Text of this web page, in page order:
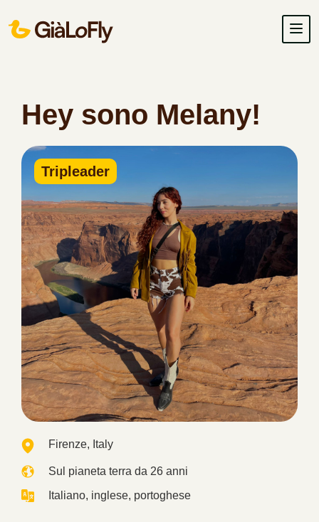
Hey sono Melany!
Tripleader
Firenze, Italy
Sul pianeta terra da 26 anni
Italiano, inglese, portoghese